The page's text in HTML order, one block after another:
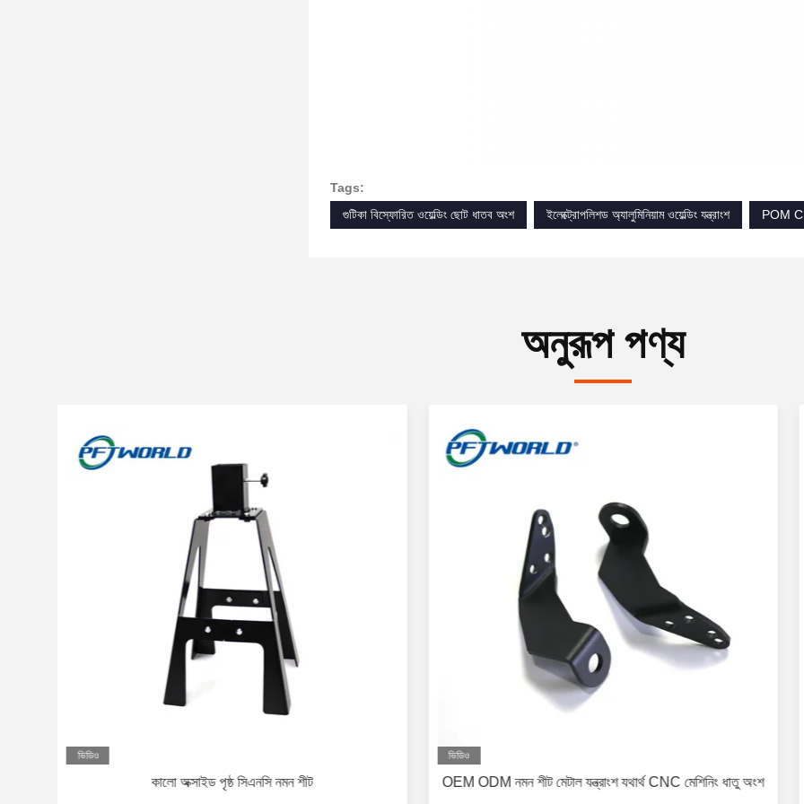
Tags:
গুটিকা বিস্ফোরিত ওয়েল্ডিং ছোট ধাতব অংশ
ইলেক্ট্রোপলিশড অ্যালুমিনিয়াম ওয়েল্ডিং যন্ত্রাংশ POM
অনুরূপ পণ্য
ভিডিও
কালো অক্সাইড পৃষ্ঠ সিএনসি নমন শীট
ভিডিও
OEM ODM নমন শীট মেটাল যন্ত্রাংশ যথার্থ CNC মেশিনিং ধাতু অংশ